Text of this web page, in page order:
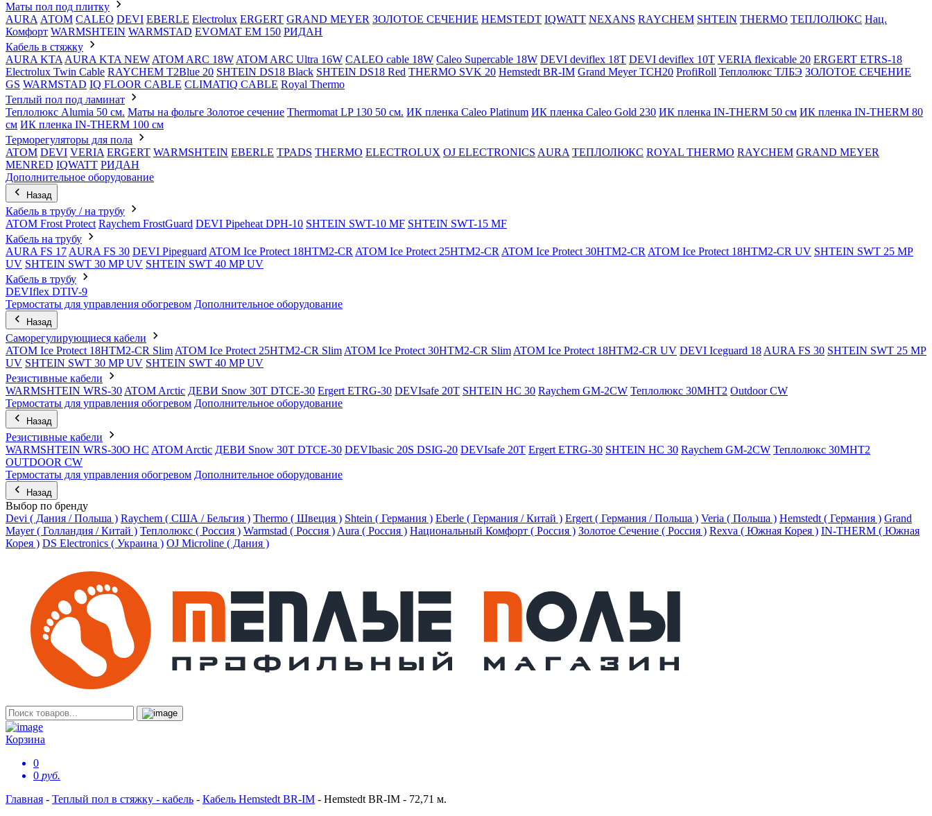
Маты пол под плитку
AURA АТОМ CALEO DEVI EBERLE Electrolux ERGERT GRAND MEYER ЗОЛОТОЕ СЕЧЕНИЕ HEMSTEDT IQWATT NEXANS RAYCHEM SHTEIN THERMO ТЕПЛОЛЮКС Нац.
Комфорт WARMSHTEIN WARMSTAD EVOMAT EM 150 РИДАН
Кабель в стяжку
AURA KTA AURA KTA NEW ATOM ARC 18W ATOM ARC Ultra 16W CALEO cable 18W Caleo Supercable 18W DEVI deviflex 18T DEVI deviflex 10T VERIA flexicable 20 ERGERT ETRS-18
Electrolux Twin Cable RAYCHEM T2Blue 20 SHTEIN DS18 Black SHTEIN DS18 Red THERMO SVK 20 Hemstedt BR-IM Grand Meyer TCH20 ProfiRoll Теплолюкс ТЛБЭ ЗОЛОТОЕ СЕЧЕНИЕ
GS WARMSTAD IQ FLOOR CABLE CLIMATIQ CABLE Royal Thermo
Теплый пол под ламинат
Теплолюкс Alumia 50 см. Маты на фольге Золотое сечение Thermomat LP 130 50 cм. ИК пленка Caleo Platinum ИК пленка Caleo Gold 230 ИК пленка IN-THERM 50 см ИК пленка IN-THERM 80
см ИК пленка IN-THERM 100 см
Терморегуляторы для пола
ATOM DEVI VERIA ERGERT WARMSHTEIN EBERLE TPADS THERMO ELECTROLUX OJ ELECTRONICS AURA ТЕПЛОЛЮКС ROYAL THERMO RAYCHEM GRAND MEYER
MENRED IQWATT РИДАН
Дополнительное оборудование
Назад
Кабель в трубу / на трубу
ATOM Frost Protect Raychem FrostGuard DEVI Pipeheat DPH-10 SHTEIN SWT-10 MF SHTEIN SWT-15 MF
Кабель на трубу
AURA FS 17 AURA FS 30 DEVI Pipeguard ATOM Ice Protect 18HTM2-CR ATOM Ice Protect 25HTM2-CR ATOM Ice Protect 30HTM2-CR ATOM Ice Protect 18HTM2-CR UV SHTEIN SWT 25 MP
UV SHTEIN SWT 30 MP UV SHTEIN SWT 40 MP UV
Кабель в трубу
DEVIflex DTIV-9
Термостаты для управления обогревом Дополнительное оборудование
Назад
Саморегулирующиеся кабели
ATOM Ice Protect 18HTM2-CR Slim ATOM Ice Protect 25HTM2-CR Slim ATOM Ice Protect 30HTM2-CR Slim ATOM Ice Protect 18HTM2-CR UV DEVI Iceguard 18 AURA FS 30 SHTEIN SWT 25 MP
UV SHTEIN SWT 30 MP UV SHTEIN SWT 40 MP UV
Резистивные кабели
WARMSHTEIN WRS-30 ATOM Arctic ДЕВИ Snow 30T DTCE-30 Ergert ETRG-30 DEVIsafe 20T SHTEIN HC 30 Raychem GM-2CW Теплолюкс 30МНТ2 Outdoor CW
Термостаты для управления обогревом Дополнительное оборудование
Назад
Резистивные кабели
WARMSHTEIN WRS-30O HC ATOM Arctic ДЕВИ Snow 30T DTCE-30 DEVIbasic 20S DSIG-20 DEVIsafe 20T Ergert ETRG-30 SHTEIN HC 30 Raychem GM-2CW Теплолюкс 30МНТ2
OUTDOOR CW
Термостаты для управления обогревом Дополнительное оборудование
Назад
Выбор по бренду
Devi ( Дания / Польша ) Raychem ( США / Бельгия ) Thermo ( Швеция ) Shtein ( Германия ) Eberle ( Германия / Китай ) Ergert ( Германия / Польша ) Veria ( Польша ) Hemstedt ( Германия ) Grand
Mayer ( Голландия / Китай ) Теплолюкс ( Россия ) Warmstad ( Россия ) Aura ( Россия ) Национальный Комфорт ( Россия ) Золотое Сечение ( Россия ) Rexva ( Южная Корея ) IN-THERM ( Южная
Корея ) DS Electronics ( Украина ) OJ Microline ( Дания )
Корзина
0
0 руб.
Главная - Теплый пол в стяжку - кабель - Кабель Hemstedt BR-IM - Hemstedt BR-IM - 72,71 м.